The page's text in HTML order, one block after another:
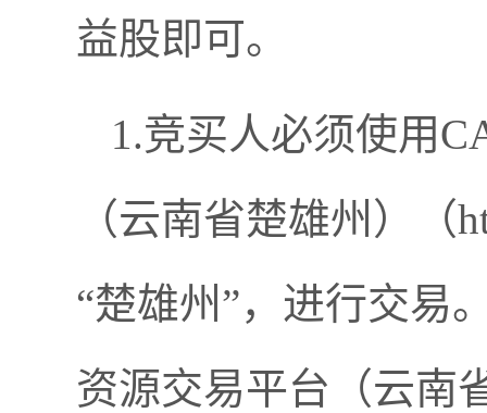
益股即可。
1.竞买人必须使用
（云南省楚雄州）（
“楚雄州”，进行交易
资源交易平台（云南